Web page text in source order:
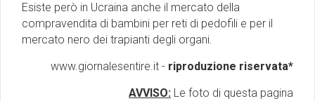
Esiste però in Ucraina anche il mercato della
compravendita di bambini per reti di pedofili e per il
mercato nero dei trapianti degli organi.
www.giornalesentire.it - riproduzione riservata*
AVVISO: Le foto di questa pagina